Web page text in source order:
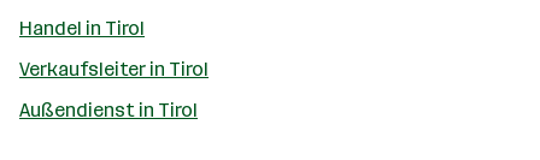
Handel in Tirol
Verkaufsleiter in Tirol
Außendienst in Tirol